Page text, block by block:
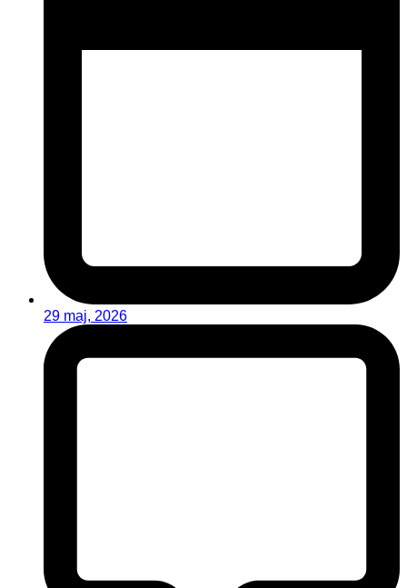
29 maj, 2026